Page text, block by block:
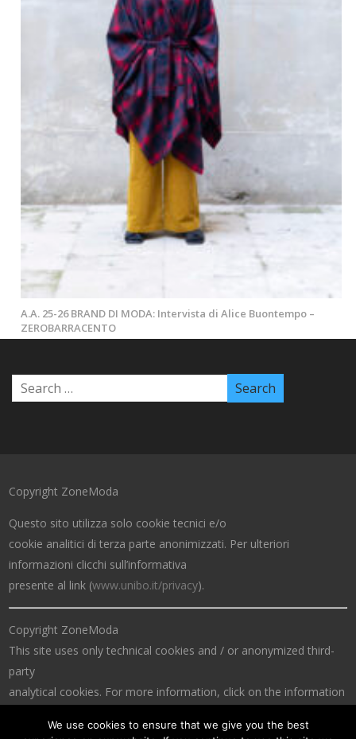
A.A. 25-26 BRAND DI MODA: Intervista di Alice Buontempo –
ZEROBARRACENTO
Copyright ZoneModa
Questo sito utilizza solo cookie tecnici e/o
cookie analitici di terza parte anonimizzati. Per ulteriori
informazioni clicchi sull’informativa
presente al link (www.unibo.it/privacy).
Copyright ZoneModa
This site uses only technical cookies and / or anonymized third-
party
analytical cookies. For more information, click on the information
We use cookies to ensure that we give you the best